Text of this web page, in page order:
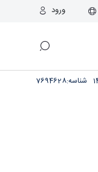
ورود
7694628شناسه: